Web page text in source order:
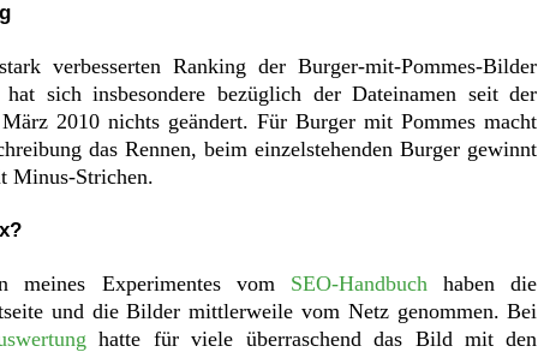
verbesserten Ranking der Burger-mit-Pommes-Bilder
hat sich insbesondere bezüglich der Dateinamen seit der
2010 nichts geändert. Für Burger mit Pommes macht
das Rennen, beim einzelstehenden Burger gewinnt
Minus-Strichen.
meines Experimentes vom SEO-Handbuch haben die
und die Bilder mittlerweile vom Netz genommen. Bei
hatte für viele überraschend das Bild mit den